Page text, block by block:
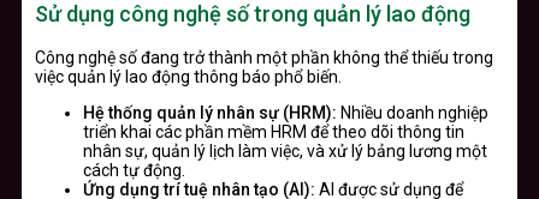
Sử dụng công nghệ số trong quản lý lao động
Công nghệ số đang trở thành một phần không thể thiếu trong
việc quản lý lao động thông báo phổ biến.
Hệ thống quản lý nhân sự (HRM): Nhiều doanh nghiệp
triển khai các phần mềm HRM để theo dõi thông tin
nhân sự, quản lý lịch làm việc, và xử lý bảng lương một
cách tự động.
Ứng dụng trí tuệ nhân tạo (AI): AI được sử dụng để